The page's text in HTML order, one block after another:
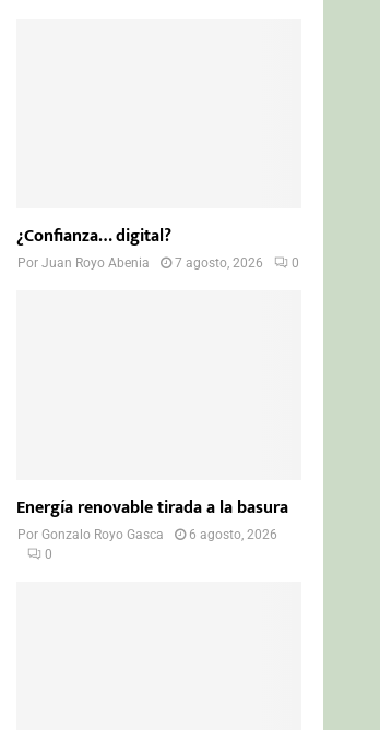
¿Confianza… digital?
PorJuan Royo Abenia 7 agosto, 2026 0
Energía renovable tirada a la basura
PorGonzalo Royo Gasca
6 agosto, 2026
0